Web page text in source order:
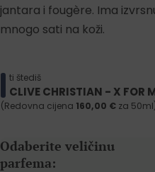
jantara i fougère. Ima
mnogo sati na koži.
ti štediš
CLIVE CHRISTIAN - X FOR
(Redovna cijena 160,00 € za
Odaberite veličinu
parfema: